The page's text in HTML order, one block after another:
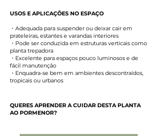
USOS E APLICAÇÕES NO ESPAÇO
・Adequada para suspender ou deixar cair em
prateleiras, estantes e varandas interiores
・Pode ser conduzida em estruturas verticais como
planta trepadora
・Excelente para espaços pouco luminosos e de
fácil manutenção
・Enquadra-se bem em ambientes descontraídos,
tropicais ou urbanos
QUERES APRENDER A CUIDAR DESTA PLANTA
AO PORMENOR?